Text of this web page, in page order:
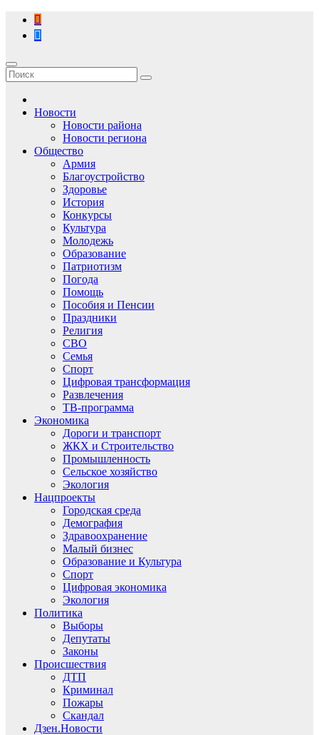
Перейти
содержимому
Новости
Новости района
Новости региона
Общество
Армия
Благоустройство
Здоровье
История
Конкурсы
Культура
Молодежь
Образование
Патриотизм
Погода
Помощь
Пособия и Пенсии
Праздники
Религия
СВО
Семья
Спорт
Цифровая трансформация
Развлечения
ТВ-программа
Экономика
Дороги и транспорт
ЖКХ и Строительство
Промышленность
Сельское хозяйство
Экология
Нацпроекты
Городская среда
Демография
Здравоохранение
Малый бизнес
Образование и Культура
Спорт
Цифровая экономика
Экология
Политика
Выборы
Депутаты
Законы
Происшествия
ДТП
Криминал
Пожары
Скандал
Дзен.Новости